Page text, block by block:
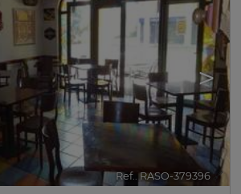
>
Ref.. RASO-379396 🔗